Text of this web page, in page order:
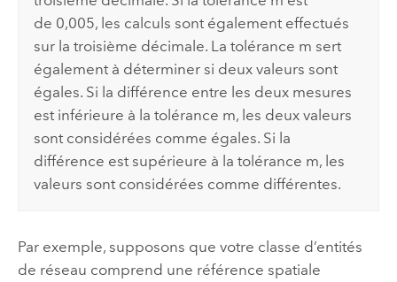
de 0,005, les calculs sont également effectués
sur la troisième décimale. La tolérance m sert
également à déterminer si deux valeurs sont
égales. Si la différence entre les deux mesures
est inférieure à la tolérance m, les deux valeurs
sont considérées comme égales. Si la
différence est supérieure à la tolérance m, les
valeurs sont considérées comme différentes.
Par exemple, supposons que votre classe d’entités
de réseau comprend une référence spatiale